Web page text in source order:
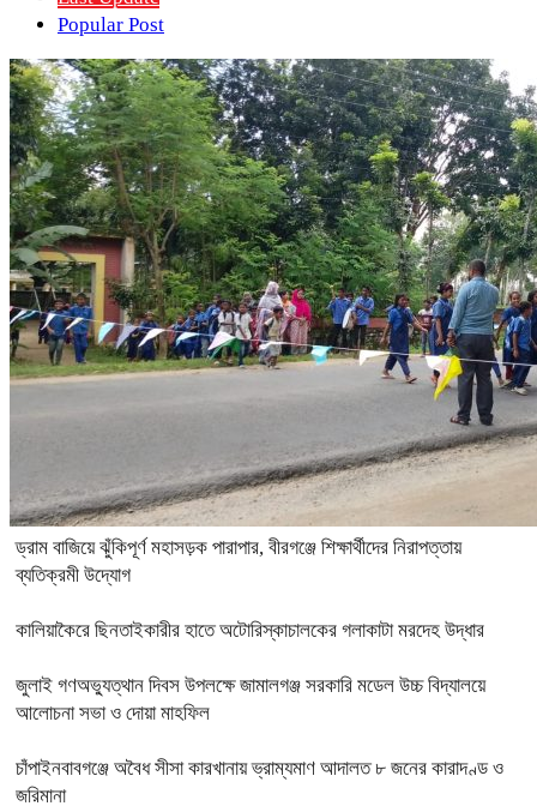
Popular Post
ড্রাম বাজিয়ে ঝুঁকিপূর্ণ মহাসড়ক পারাপার, বীরগঞ্জে শিক্ষার্থীদের নিরাপত্তায়
ব্যতিক্রমী উদ্যোগ
কালিয়াকৈরে ছিনতাইকারীর হাতে অটোরিস্কাচালকের গলাকাটা মরদেহ উদ্ধার
জুলাই গণঅভ্যুত্থান দিবস উপলক্ষে জামালগঞ্জ সরকারি মডেল উচ্চ বিদ্যালয়ে
আলোচনা সভা ও দোয়া মাহফিল
চাঁপাইনবাবগঞ্জে অবৈধ সীসা কারখানায় ভ্রাম্যমাণ আদালত ৮ জনের কারাদণ্ড ও
জরিমানা